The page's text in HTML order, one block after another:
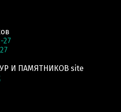
27
И ПАМЯТНИКОВ site